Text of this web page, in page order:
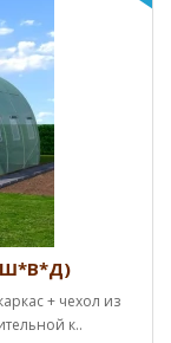
+ чехол из
к..